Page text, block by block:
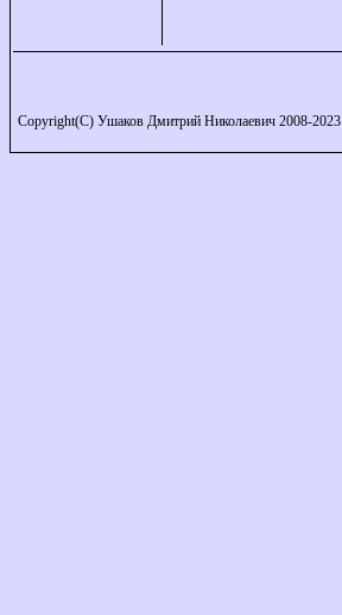
Copyright(C) Ушаков Дмитрий Николаевич 2008-2023